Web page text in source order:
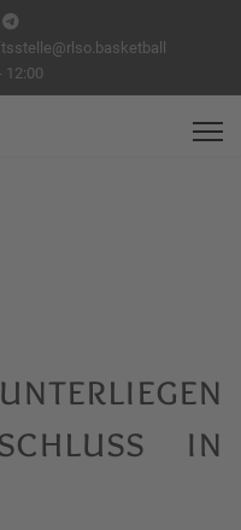
12:00
in